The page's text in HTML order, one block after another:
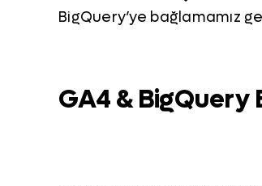
BigQuery’ye bağlamamız
GA4 & BigQuery